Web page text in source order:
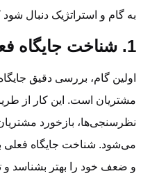
به گام و استراتژیک دنبال
1. شناخت جایگاه فعلی برند
اولین گام، بررسی دقیق
مشتریان است. این کار از
نظرسنجی‌ها، بازخورد
می‌شود. شناخت جایگاه فعلی
و ضعف خود را بهتر بشناسد و